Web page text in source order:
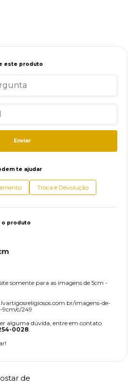
este produto
Enviar
te ajudar
Troca e Devolução
o produto
somente para as imagens de 5cm -
imagens-de-
9cm/c/249
alguma dúvida, entre em contato
0028
de